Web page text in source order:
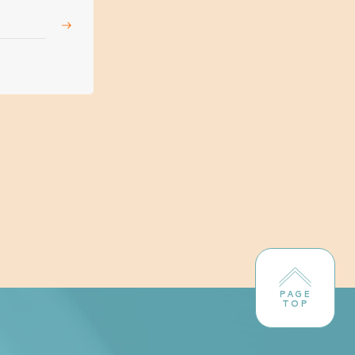
PAGE
TOP